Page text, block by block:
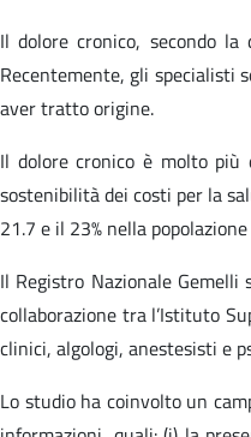
Il dolore cronico, secondo
Recentemente, gli specialisti
aver tratto origine.
Il dolore cronico è molto più
sostenibilità dei costi per la
21.7 e il 23% nella
Il Registro Nazionale
collaborazione tra l’Istituto
clinici, algologi, anestesisti e
Lo studio ha coinvolto un